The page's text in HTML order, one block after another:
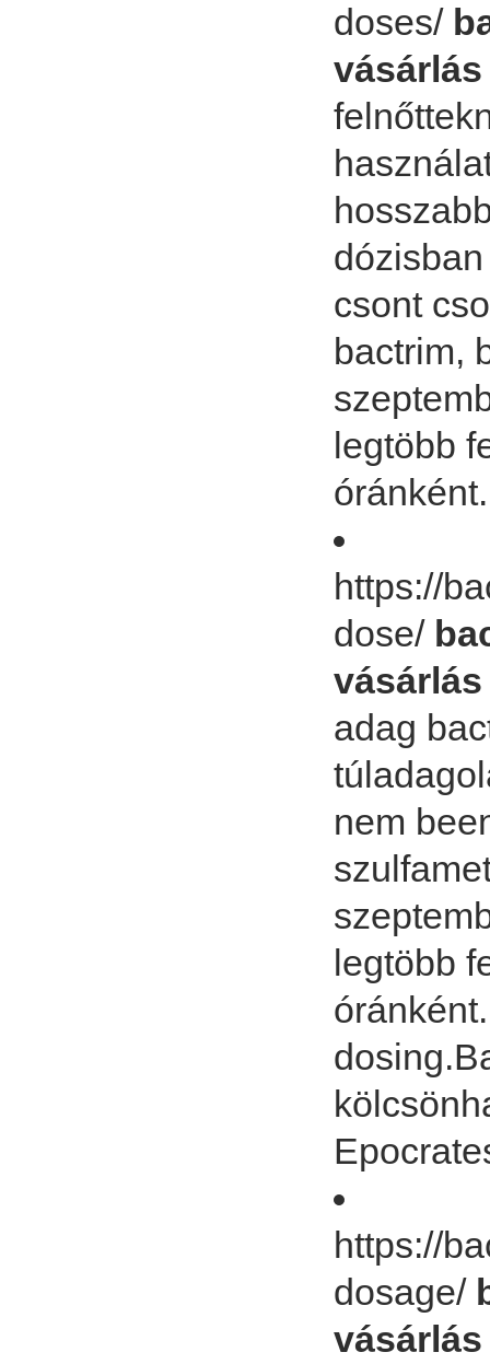
doses/
vásárlás
csont
bactrim,
legtöbb
https://
dose/
vásárlás
adag
nem
legtöbb
https://
dosage/
vásárlás